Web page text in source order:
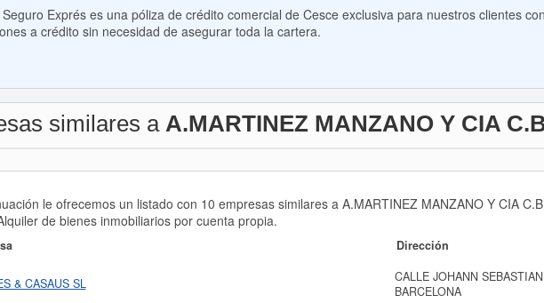
Exprés es una póliza de crédito comercial de Cesce exclusiva para nuestros clientes
a crédito sin necesidad de asegurar toda la cartera.
similares aA.MARTINEZ MANZANO Y CIA
le ofrecemos un listado con 10 empresas similares a A.MARTINEZ MANZANO Y CIA
de bienes inmobiliarios por cuenta propia.
Dirección
& CASAUS SL
CALLE JOHANN
BARCELONA